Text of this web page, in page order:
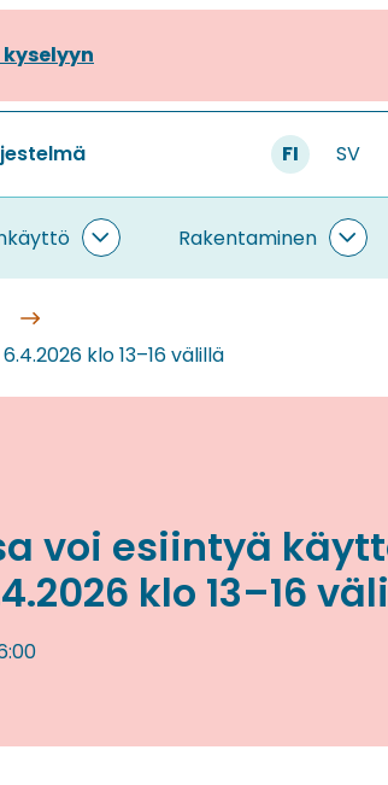
FI SV
Alueidenkäyttö
alasivut
Rakentaminen
klo 13–16 välillä
voi esiintyä
klo 13–16